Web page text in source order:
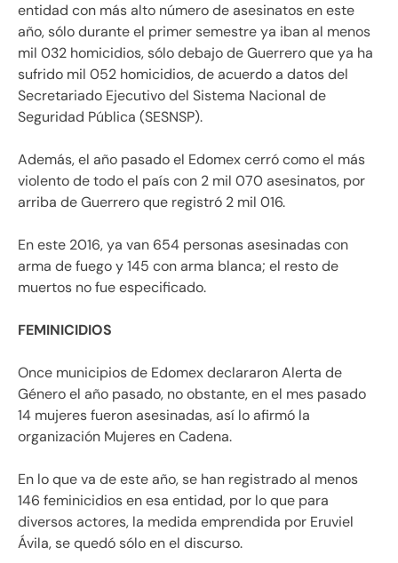
entidad con más alto número de asesinatos en este
año, sólo durante el primer semestre ya iban al menos
mil 032 homicidios, sólo debajo de Guerrero que ya ha
sufrido mil 052 homicidios, de acuerdo a datos del
Secretariado Ejecutivo del Sistema Nacional de
Seguridad Pública (SESNSP).
Además, el año pasado el Edomex cerró como el más
violento de todo el país con 2 mil 070 asesinatos, por
arriba de Guerrero que registró 2 mil 016.
En este 2016, ya van 654 personas asesinadas con
arma de fuego y 145 con arma blanca; el resto de
muertos no fue especificado.
FEMINICIDIOS
Once municipios de Edomex declararon Alerta de
Género el año pasado, no obstante, en el mes pasado
14 mujeres fueron asesinadas, así lo afirmó la
organización Mujeres en Cadena.
En lo que va de este año, se han registrado al menos
146 feminicidios en esa entidad, por lo que para
diversos actores, la medida emprendida por Eruviel
Ávila, se quedó sólo en el discurso.